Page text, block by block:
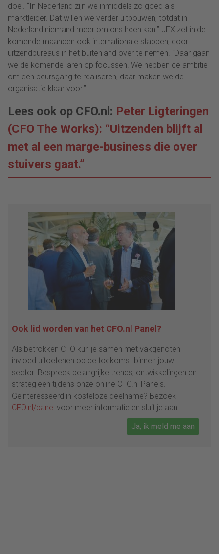
doel. “In Nederland zijn we inmiddels zo goed als
marktleider. Dat willen we verder uitbouwen, totdat in
Nederland niemand meer om ons heen kan.” JEX zet in de
komende maanden ook internationale stappen, door
uitzendbureaus in het buitenland over te nemen. “Daar gaan
we de komende jaren op focussen. We hebben de ambitie
om een beursgang te realiseren, daar maken we de
organisatie klaar voor.”
Lees ook op CFO.nl: Peter Ligteringen
(CFO The Works): “Uitzenden blijft al
met al een marge-business die over
stuivers gaat.”
Ook lid worden van het CFO.nl Panel?
Als betrokken CFO kun je samen met vakgenoten
invloed uitoefenen op de toekomst binnen jouw
sector. Bespreek belangrijke trends, ontwikkelingen en
strategieën tijdens onze online CFO.nl Panels.
Geïnteresseerd in kosteloze deelname? Bezoek
CFO.nl/panel voor meer informatie en sluit je aan.
Ja, ik meld me aan